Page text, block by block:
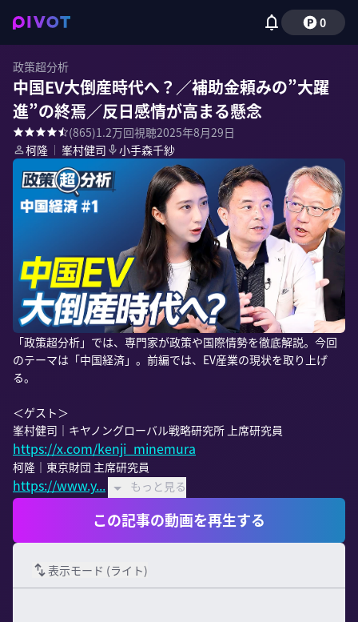
0
政策超分析
中国EV大倒産時代へ？／補助金頼みの”大躍
進”の終焉／反日感情が高まる懸念
(865)1.2万回視聴2025年8月29日
柯隆 ｜ 峯村健司 小手森千紗
「政策超分析」では、専門家が政策や国際情勢を徹底解説。今回
のテーマは「中国経済」。前編では、EV産業の現状を取り上げ
る。
＜ゲスト＞
https://x.com/kenji_minemura
https://www.y... もっと見る
この記事の動画を再生する
表示モード (ライト)